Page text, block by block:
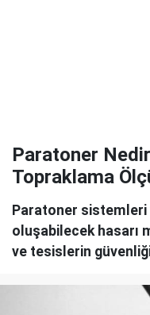
Paratoner
Topraklama
Paratoner sistemleri
oluşabilecek hasarı
ve tesislerin